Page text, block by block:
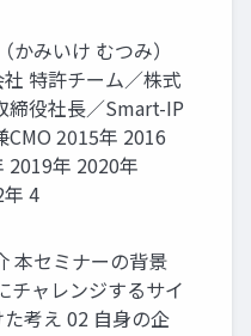
かみいけ むつみ）
特許チーム／株式
締役社長／Smart-IP
2015年 2016
2019年 2020年
4
本セミナーの背景
チャレンジするサイ
考え 02 自身の企